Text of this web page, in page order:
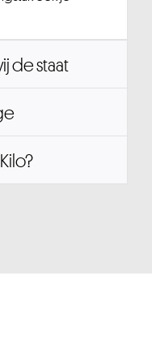
de staat